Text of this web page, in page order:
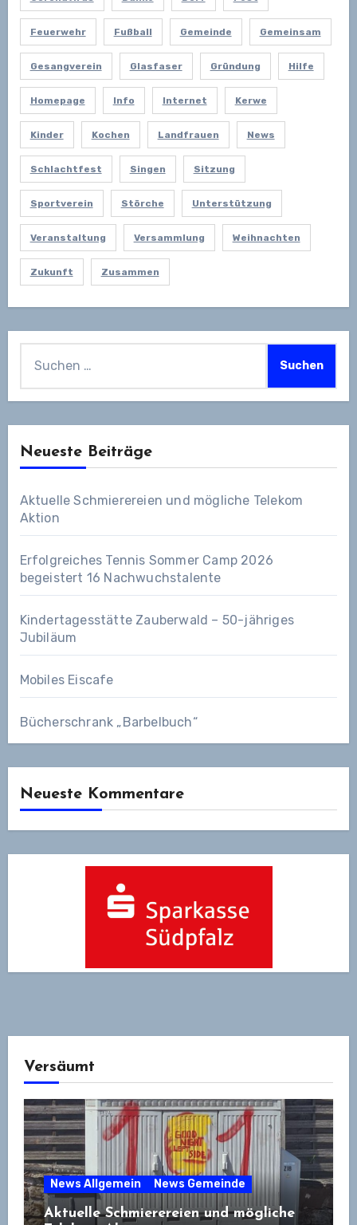
Feuerwehr Fußball Gemeinde Gemeinsam
Gesangverein Glasfaser Gründung Hilfe
Homepage Info Internet Kerwe
Kinder Kochen Landfrauen News
Schlachtfest Singen Sitzung
Sportverein Störche Unterstützung
Veranstaltung Versammlung Weihnachten
Zukunft Zusammen
nach:
Neueste Beiträge
Aktuelle Schmierereien und mögliche Telekom
Aktion
Erfolgreiches Tennis Sommer Camp 2026
begeistert 16 Nachwuchstalente
Kindertagesstätte Zauberwald – 50-jähriges
Jubiläum
Mobiles Eiscafe
Bücherschrank „Barbelbuch“
Neueste Kommentare
Versäumt
News Allgemein News Gemeinde
Aktuelle Schmierereien und mögliche